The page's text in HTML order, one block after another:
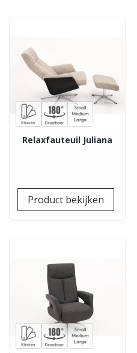
Relaxfauteuil Juliana
Product bekijken